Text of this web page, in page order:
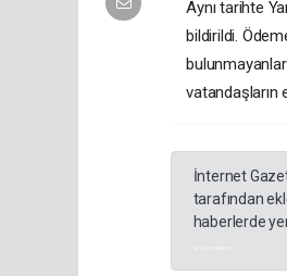
Aynı tarihte
bildirildi.
vatandaşların
İnternet
tarafından
haberlerde